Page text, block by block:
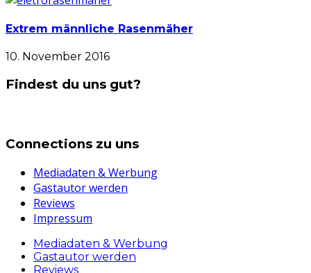
Extrem männliche Rasenmäher
10. November 2016
Findest du uns gut?
Connections zu uns
Mediadaten & Werbung
Gastautor werden
Reviews
Impressum
Mediadaten & Werbung
Gastautor werden
Reviews